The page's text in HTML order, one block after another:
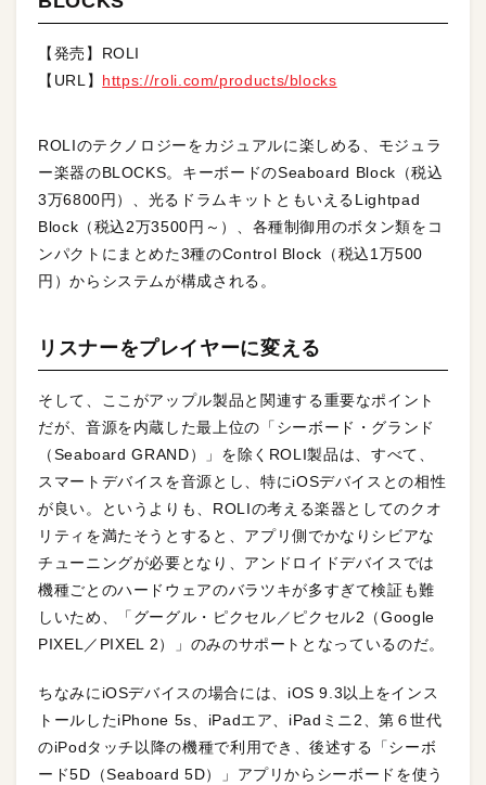
【発売】ROLI
【URL】 https://roli.com/products/blocks
ROLIのテクノロジーをカジュアルに楽しめる、モジュラ
ー楽器のBLOCKS。キーボードのSeaboard Block（税込
3万6800円）、光るドラムキットともいえるLightpad
Block（税込2万3500円～）、各種制御用のボタン類をコ
ンパクトにまとめた3種のControl Block（税込1万500
円）からシステムが構成される。
リスナーをプレイヤーに変える
そして、ここがアップル製品と関連する重要なポイント
だが、音源を内蔵した最上位の「シーボード・グランド
（Seaboard GRAND）」を除くROLI製品は、すべて、
スマートデバイスを音源とし、特にiOSデバイスとの相性
が良い。というよりも、ROLIの考える楽器としてのクオ
リティを満たそうとすると、アプリ側でかなりシビアな
チューニングが必要となり、アンドロイドデバイスでは
機種ごとのハードウェアのバラツキが多すぎて検証も難
しいため、「グーグル・ピクセル／ピクセル2（Google
PIXEL／PIXEL 2）」のみのサポートとなっているのだ。
ちなみにiOSデバイスの場合には、iOS 9.3以上をインス
トールしたiPhone 5s、iPadエア、iPadミニ2、第６世代
のiPodタッチ以降の機種で利用でき、後述する「シーボ
ード5D（Seaboard 5D）」アプリからシーボードを使う